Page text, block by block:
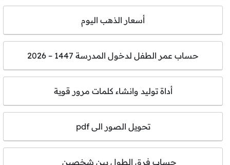
أسعار الذهب اليوم
حساب عمر الطفل لدخول المدرسة 1447 – 2026
أداة توليد وانشاء كلمات مرور قوية
تحويل الصور الى pdf
حساب فرق الطول بين شخصين